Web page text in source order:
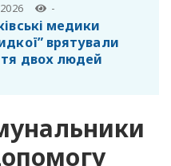
-
медики
врятували
двох людей